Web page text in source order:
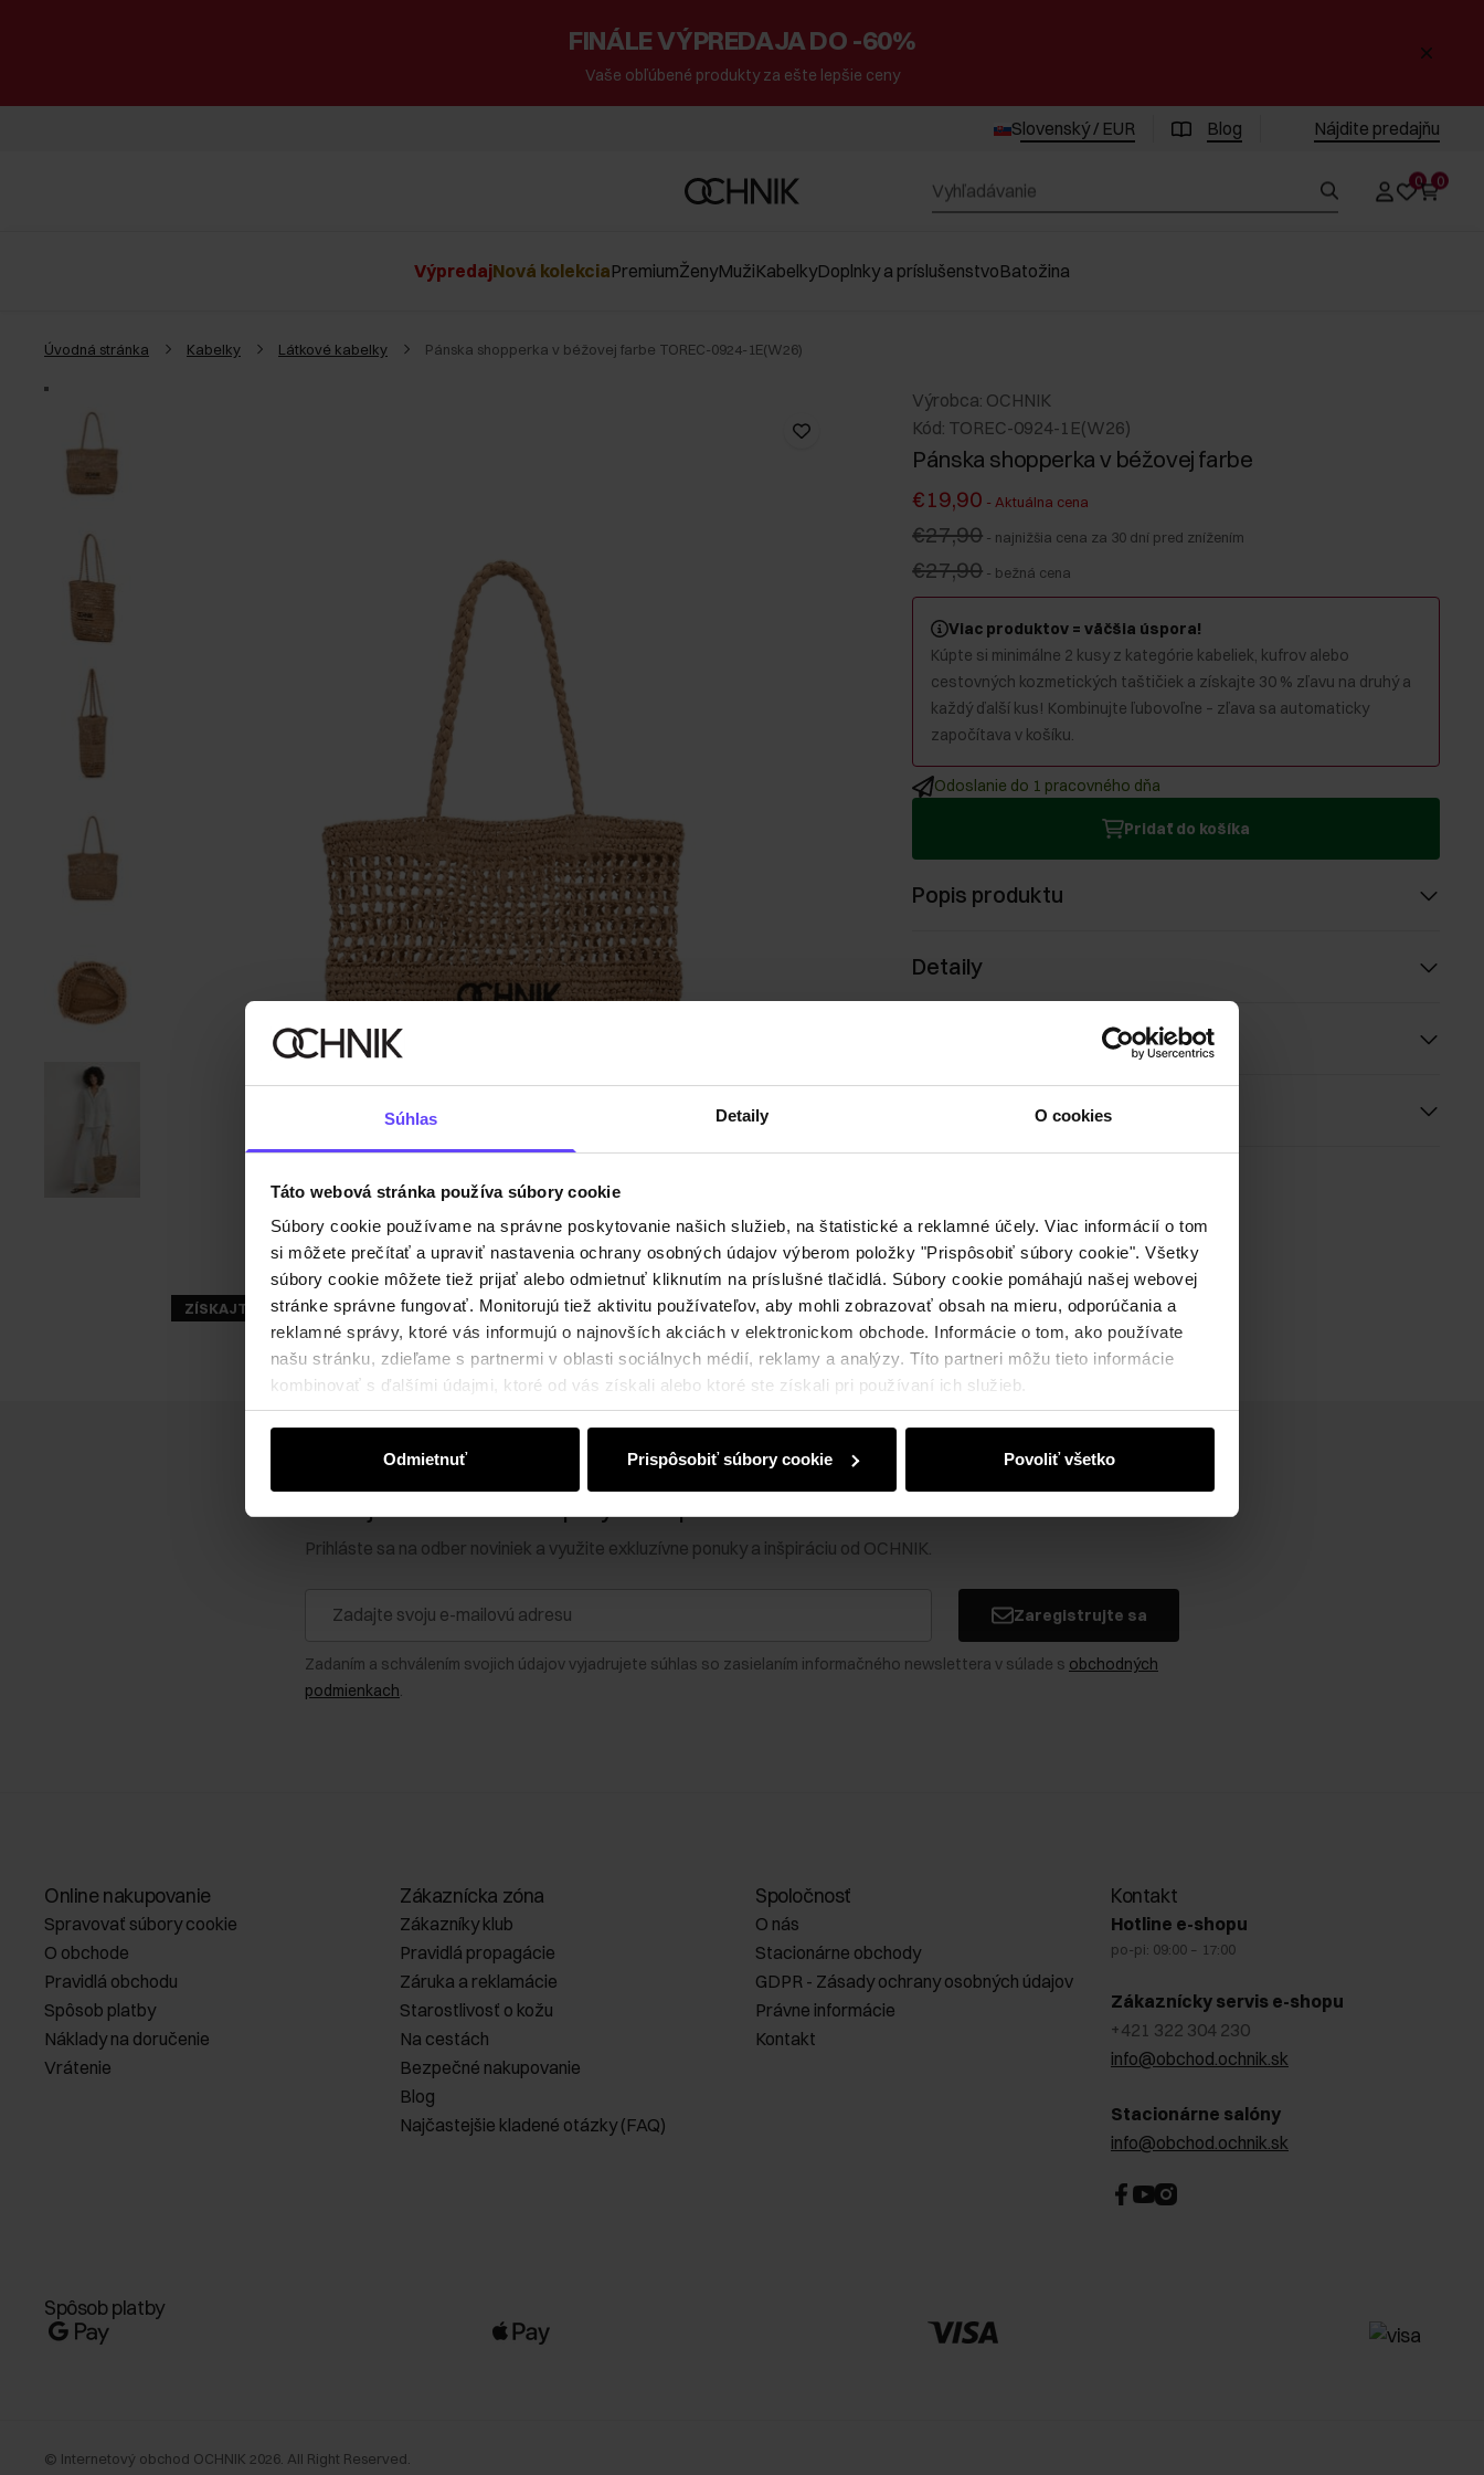
Súhlas Detaily O cookies
Táto webová stránka používa súbory cookie
Súbory cookie používame na správne poskytovanie našich služieb, na štatistické a reklamné účely. Viac informácií o tom
si môžete prečítať a upraviť nastavenia ochrany osobných údajov výberom položky "Prispôsobiť súbory cookie". Všetky
súbory cookie môžete tiež prijať alebo odmietnuť kliknutím na príslušné tlačidlá. Súbory cookie pomáhajú našej webovej
stránke správne fungovať. Monitorujú tiež aktivitu používateľov, aby mohli zobrazovať obsah na mieru, odporúčania a
reklamné správy, ktoré vás informujú o najnovších akciách v elektronickom obchode. Informácie o tom, ako používate
našu stránku, zdieľame s partnermi v oblasti sociálnych médií, reklamy a analýzy. Títo partneri môžu tieto informácie
kombinovať s ďalšími údajmi, ktoré od vás získali alebo ktoré ste získali pri používaní ich služieb.
Odmietnuť Prispôsobiť súbory cookie Povoliť všetko
FINÁLE VÝPREDAJA DO -60%
Vaše obľúbené produkty za ešte lepšie ceny
Slovenský / EUR Blog Nájdite predajňu
0 0
VýpredajNová kolekciaPremiumŽenyMužiKabelkyDoplnky a príslušenstvoBatožina
Úvodná stránka Kabelky Látkové kabelky Pánska shopperka v béžovej farbe TOREC-0924-1E(W26)
ZÍSKAJTE -30%
Výrobca: OCHNIK
Kód: TOREC-0924-1E(W26)
Pánska shopperka v béžovej farbe
€19,90 - Aktuálna cena
€27,90 - najnižšia cena za 30 dní pred znížením
€27,90 - bežná cena
Viac produktov = väčšia úspora!
Kúpte si minimálne 2 kusy z kategórie kabeliek, kufrov alebo
cestovných kozmetických taštičiek a získajte 30 % zľavu na druhý a
každý ďalší kus! Kombinujte ľubovoľne – zľava sa automaticky
započítava v košíku.
Odoslanie do 1 pracovného dňa
Pridať do košíka
Popis produktu
Detaily
Zloženie a rozmery
Prihláste sa na odber noviniek a využite exkluzívne ponuky a inšpiráciu od OCHNIK.
Zaregistrujte sa
Zadaním a schválením svojich údajov vyjadrujete súhlas so zasielaním informačného newslettera v súlade s obchodných
podmienkach.
Online nakupovanie
Spravovať súbory cookie
O obchode
Pravidlá obchodu
Spôsob platby
Náklady na doručenie
Vrátenie
Zákaznícka zóna
Zákazníky klub
Pravidlá propagácie
Záruka a reklamácie
Starostlivosť o kožu
Na cestách
Bezpečné nakupovanie
Blog
Najčastejšie kladené otázky (FAQ)
Spoločnosť
O nás
Stacionárne obchody
GDPR - Zásady ochrany osobných údajov
Právne informácie
Kontakt
Kontakt
Hotline e-shopu
po-pi: 09:00 – 17:00
Zákaznícky servis e-shopu
+421 322 304 230
info@obchod.ochnik.sk
Stacionárne salóny
info@obchod.ochnik.sk
Spôsob platby
© Internetový obchod OCHNIK 2026 . All Right Reserved.